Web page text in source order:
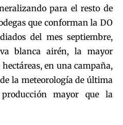
para el resto de
que conforman la DO
del mes septiembre,
blanca airén, la mayor
en una campaña,
la meteorología de última
mayor que la